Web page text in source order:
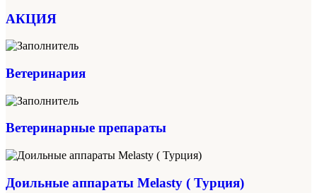
АКЦИЯ
Ветеринария
Ветеринарные препараты
Доильные аппараты Melasty ( Турция)